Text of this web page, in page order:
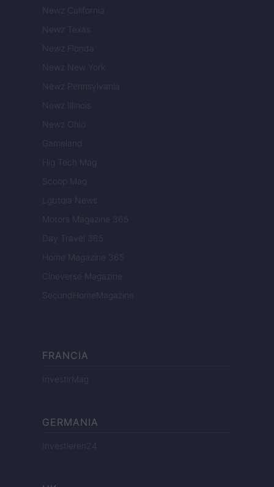
Newz California
Newz Texas
Newz Florida
Newz New York
Newz Pennsylvania
Newz Illinois
Newz Ohio
Gameland
Hig Tech Mag
Scoop Mag
Lgbtqia News
Motors Magazine 365
Day Travel 365
Home Magazine 365
Cineverse Magazine
SecondHomeMagazine
FRANCIA
InvestirMag
GERMANIA
Investieren24